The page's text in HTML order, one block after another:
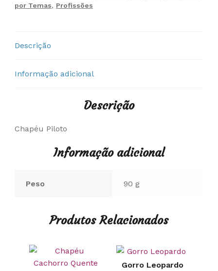
por Temas, Profissões
Descrição
Informação adicional
Descrição
Chapéu Piloto
Informação adicional
Peso 90 g
Produtos Relacionados
Gorro Leopardo